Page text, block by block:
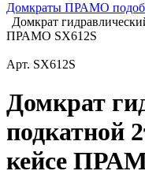
Домкраты ПРАМО
Домкрат
ПРАМО SX612S
Арт. SX612S
Домкрат
подкатной
кейсе